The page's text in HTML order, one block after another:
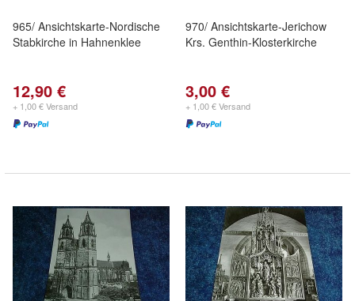
965/ Ansichtskarte-Nordische
Stabkirche in Hahnenklee
12,90 €
+ 1,00 € Versand
970/ Ansichtskarte-Jerichow
Krs. Genthin-Klosterkirche
3,00 €
+ 1,00 € Versand